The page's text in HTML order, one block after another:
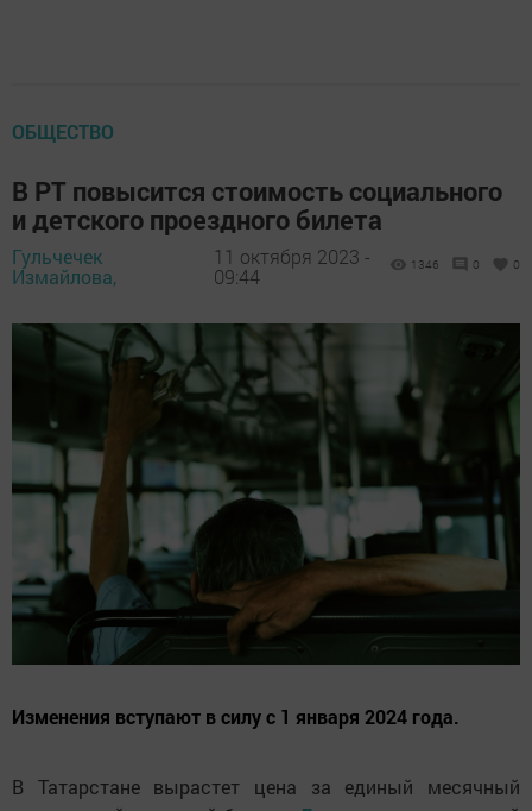
ОБЩЕСТВО
В РТ повысится стоимость социального
и детского проездного билета
Гульчечек
Измайлова,
11 октября 2023 -
09:44
1346 0 0
Изменения вступают в силу с 1 января 2024 года.
В Татарстане вырастет цена за единый месячный